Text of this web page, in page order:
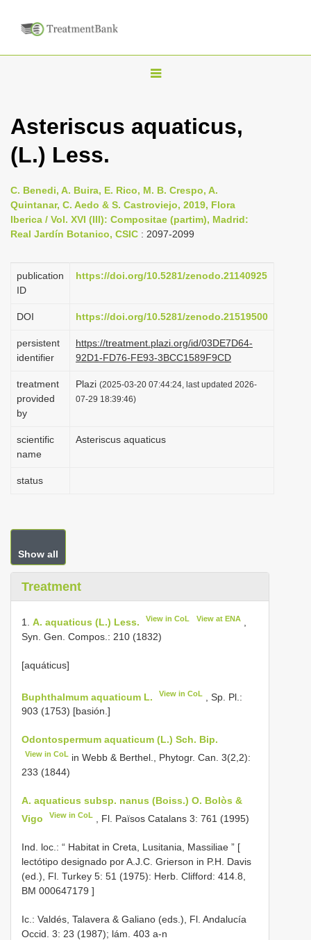
T
g
n
a
v
g
o
n
Asteriscus aquaticus,
(L.) Less.
C. Benedi, A. Buira, E. Rico, M. B. Crespo, A.
Quintanar, C. Aedo & S. Castroviejo, 2019, Flora
Iberica / Vol. XVI (III): Compositae (partim), Madrid:
Real Jardín Botanico, CSIC : 2097-2099
publication
ID
https://doi.org/10.5281/zenodo.21140925
DOI https://doi.org/10.5281/zenodo.21519500
persistent
identifier
https://treatment.plazi.org/id/03DE7D64-
92D1-FD76-FE93-3BCC1589F9CD
treatment
provided
by
Plazi (2025-03-20 07:44:24, last updated 2026-
07-29 18:39:46)
scientific
name
Asteriscus aquaticus
status
Show all
Treatment
1. A. aquaticus (L.) Less. View in CoL View at ENA,
Syn. Gen. Compos.: 210 (1832)
[aquáticus]
Buphthalmum aquaticum L. View in CoL
, Sp. Pl.:
903 (1753) [basión.]
Odontospermum aquaticum (L.) Sch. Bip.
View in CoL in Webb & Berthel., Phytogr. Can. 3(2,2):
233 (1844)
A. aquaticus subsp. nanus (Boiss.) O. Bolòs &
Vigo
View in CoL , Fl. Països Catalans 3: 761 (1995)
Ind. loc.: “ Habitat in Creta, Lusitania, Massiliae ” [
lectótipo designado por A.J.C. Grierson in P.H. Davis
(ed.), Fl. Turkey 5: 51 (1975): Herb. Clifford: 414.8,
BM 000647179 ]
Ic.: Valdés, Talavera & Galiano (eds.), Fl. Andalucía
Occid. 3: 23 (1987); lám. 403 a-n